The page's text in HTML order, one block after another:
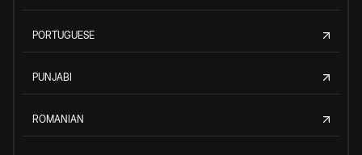
PORTUGUESE
PUNJABI
ROMANIAN